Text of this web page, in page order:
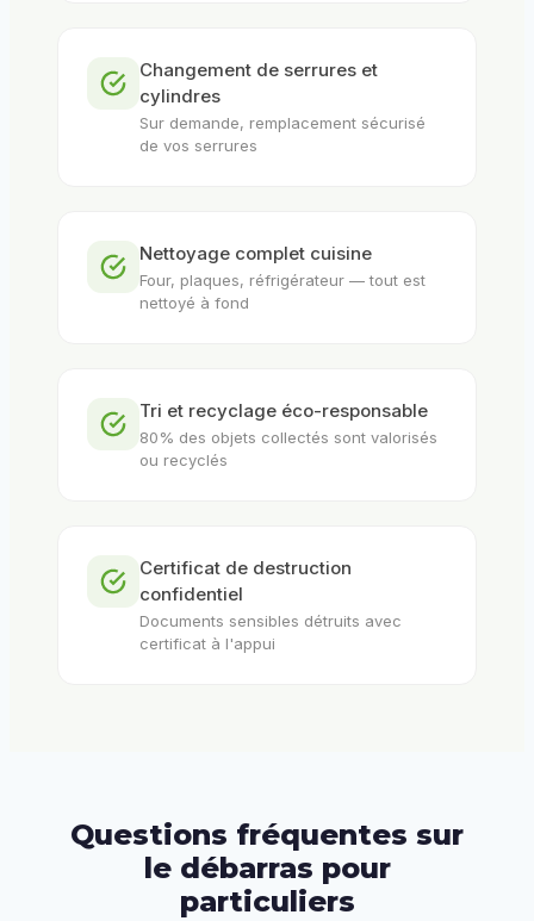
Changement de serrures et
cylindres
Sur demande, remplacement sécurisé
de vos serrures
Nettoyage complet cuisine
Four, plaques, réfrigérateur — tout est
nettoyé à fond
Tri et recyclage éco-responsable
80% des objets collectés sont valorisés
ou recyclés
Certificat de destruction
confidentiel
Documents sensibles détruits avec
certificat à l'appui
Questions fréquentes sur
le débarras pour
particuliers